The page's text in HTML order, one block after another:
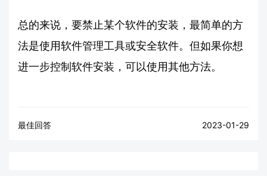
总的来说，要禁止某个软件的安装，最简单的方
法是使用软件管理工具或安全软件。但如果你想
进一步控制软件安装，可以使用其他方法。
最佳回答 2023-01-29